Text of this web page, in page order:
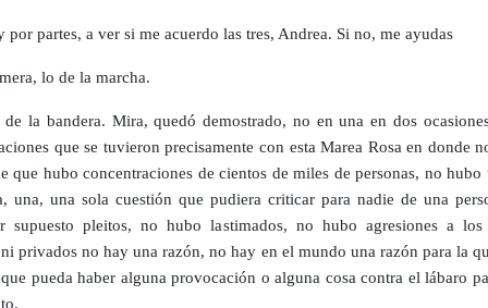
por partes, a ver si me acuerdo las tres, Andrea. Si no, me ayudas
lo de la marcha.
la bandera. Mira, quedó demostrado, no en una en dos
que se tuvieron precisamente con esta Marea Rosa en donde
que hubo concentraciones de cientos de miles de personas, no hubo
una, una sola cuestión que pudiera criticar para nadie de una
supuesto pleitos, no hubo lastimados, no hubo agresiones a los
privados no hay una razón, no hay en el mundo una razón para la
pueda haber alguna provocación o alguna cosa contra el lábaro